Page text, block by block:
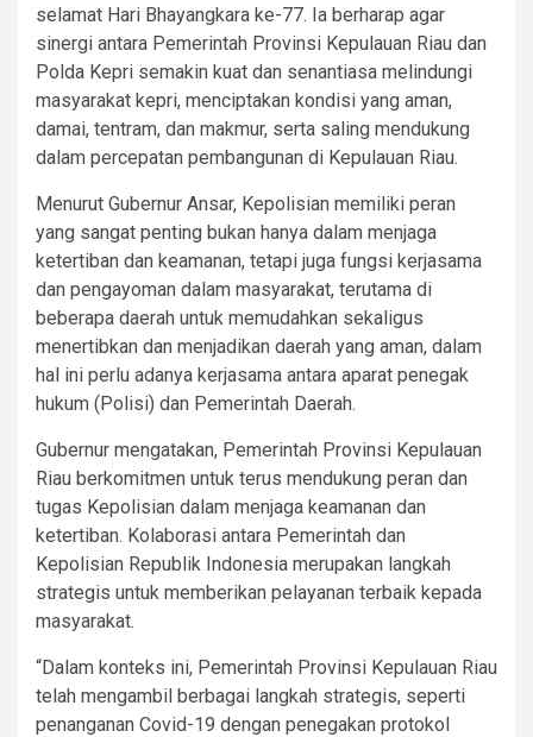
selamat Hari Bhayangkara ke-77. Ia berharap agar
sinergi antara Pemerintah Provinsi Kepulauan Riau dan
Polda Kepri semakin kuat dan senantiasa melindungi
masyarakat kepri, menciptakan kondisi yang aman,
damai, tentram, dan makmur, serta saling mendukung
dalam percepatan pembangunan di Kepulauan Riau.
Menurut Gubernur Ansar, Kepolisian memiliki peran
yang sangat penting bukan hanya dalam menjaga
ketertiban dan keamanan, tetapi juga fungsi kerjasama
dan pengayoman dalam masyarakat, terutama di
beberapa daerah untuk memudahkan sekaligus
menertibkan dan menjadikan daerah yang aman, dalam
hal ini perlu adanya kerjasama antara aparat penegak
hukum (Polisi) dan Pemerintah Daerah.
Gubernur mengatakan, Pemerintah Provinsi Kepulauan
Riau berkomitmen untuk terus mendukung peran dan
tugas Kepolisian dalam menjaga keamanan dan
ketertiban. Kolaborasi antara Pemerintah dan
Kepolisian Republik Indonesia merupakan langkah
strategis untuk memberikan pelayanan terbaik kepada
masyarakat.
“Dalam konteks ini, Pemerintah Provinsi Kepulauan Riau
telah mengambil berbagai langkah strategis, seperti
penanganan Covid-19 dengan penegakan protokol